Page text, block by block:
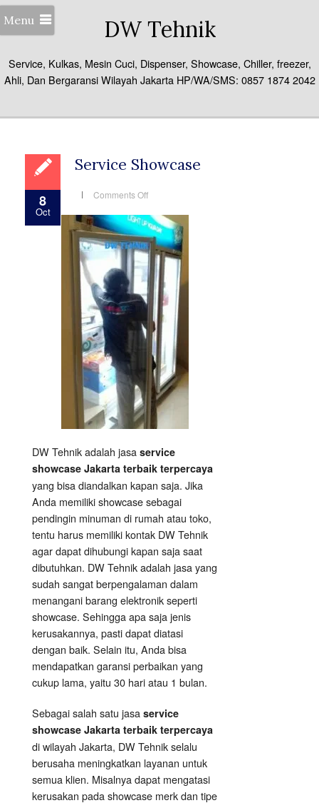
Menu DW Tehnik
Service, Kulkas, Mesin Cuci, Dispenser, Showcase, Chiller, freezer,
Ahli, Dan Bergaransi Wilayah Jakarta HP/WA/SMS: 0857 1874 2042
8
Oct
Service Showcase
Comments Offon
DW Tehnik adalah jasa service
showcase Jakarta terbaik terpercaya
yang bisa diandalkan kapan saja. Jika
Anda memiliki showcase sebagai
pendingin minuman di rumah atau toko,
tentu harus memiliki kontak DW Tehnik
agar dapat dihubungi kapan saja saat
dibutuhkan. DW Tehnik adalah jasa yang
sudah sangat berpengalaman dalam
menangani barang elektronik seperti
showcase. Sehingga apa saja jenis
kerusakannya, pasti dapat diatasi
dengan baik. Selain itu, Anda bisa
mendapatkan garansi perbaikan yang
cukup lama, yaitu 30 hari atau 1 bulan.
Sebagai salah satu jasa service
showcase Jakarta terbaik terpercaya
di wilayah Jakarta, DW Tehnik selalu
berusaha meningkatkan layanan untuk
semua klien. Misalnya dapat mengatasi
kerusakan pada showcase merk dan tipe